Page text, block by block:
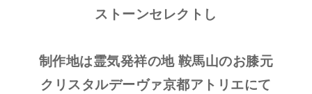
ストーンセレクトし
制作地は霊気発祥の地 鞍馬山のお膝元
クリスタルデーヴァ京都アトリエにて